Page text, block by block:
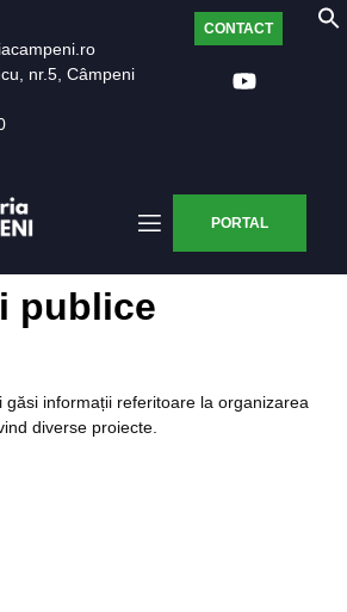
nr.5, Câmpeni
CONTACT
PORTAL
publice
găsi informații referitoare la organizarea
diverse proiecte.